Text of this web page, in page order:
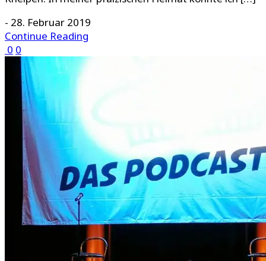
- 28. Februar 2019
Continue Reading
0 0